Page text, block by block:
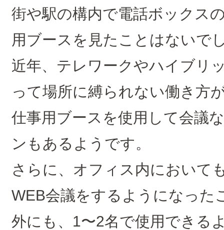
街や駅の構内で電話ボックス
用ブースを見たことはないで
近年、テレワークやハイブリ
って場所に縛られない働き方
仕事用ブースを使用して会議
ンもあるようです。
さらに、オフィス内において
WEB会議をするようになった
外にも、1〜2名で使用できる